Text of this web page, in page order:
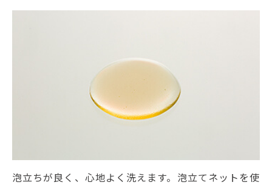
泡立ちが良く、心地よく洗えます。泡立てネットを使